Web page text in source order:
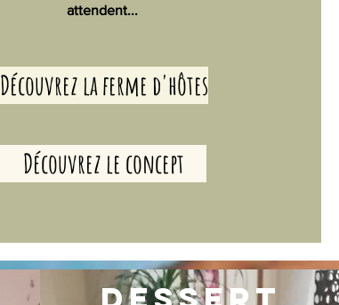
attendent...
Découvrez la ferme d'hôtes
Découvrez le concept